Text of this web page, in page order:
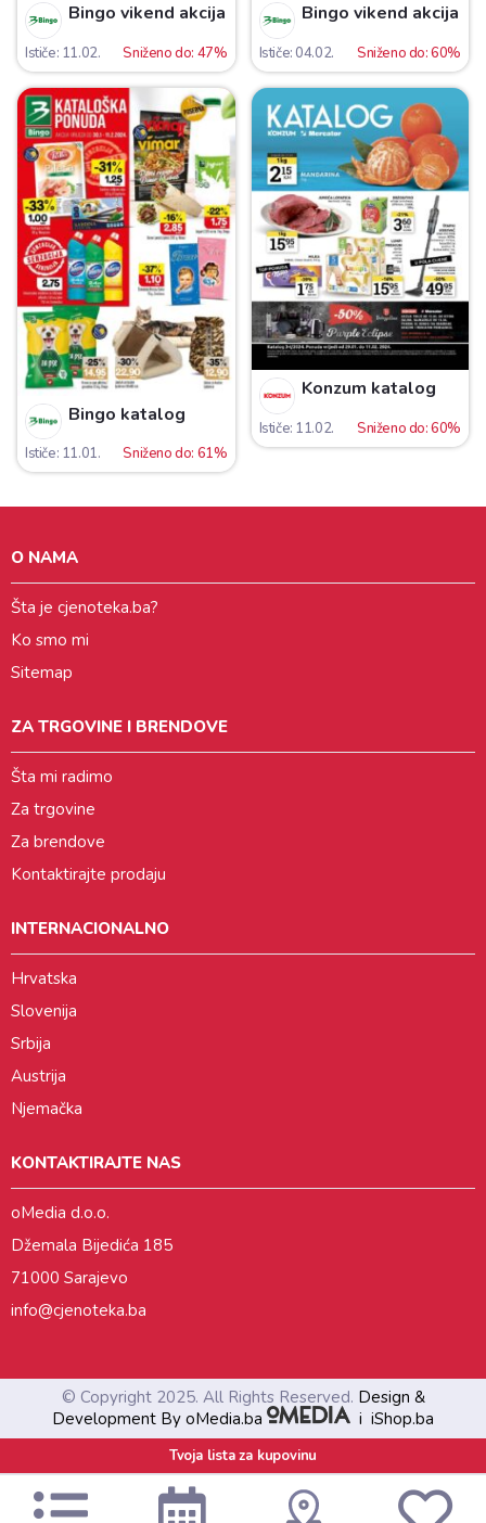
Bingo vikend akcija
Ističe: 11.02. Sniženo do: 47%
Bingo vikend akcija
Ističe: 04.02. Sniženo do: 60%
Bingo katalog
Ističe: 11.01. Sniženo do: 61%
Konzum katalog
Ističe: 11.02. Sniženo do: 60%
O NAMA
Šta je cjenoteka.ba?
Ko smo mi
Sitemap
ZA TRGOVINE I BRENDOVE
Šta mi radimo
Za trgovine
Za brendove
Kontaktirajte prodaju
INTERNACIONALNO
Hrvatska
Slovenija
Srbija
Austrija
Njemačka
KONTAKTIRAJTE NAS
oMedia d.o.o.
Džemala Bijedića 185
71000 Sarajevo
info@cjenoteka.ba
© Copyright 2025. All Rights Reserved. Design &
Development By oMedia.ba
i iShop.ba
Tvoja lista za kupovinu